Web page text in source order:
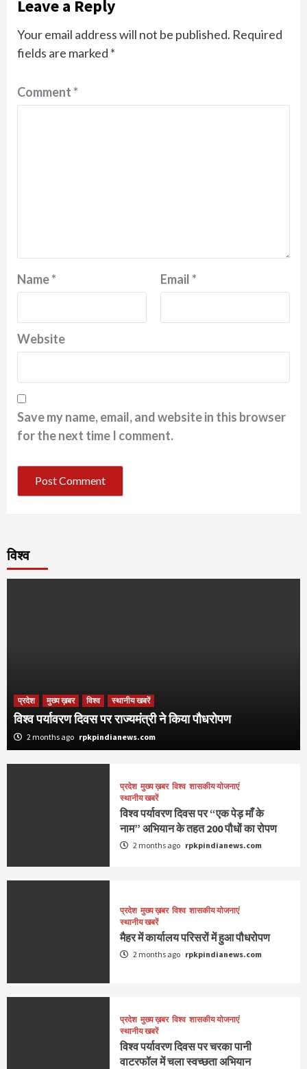
Leave a Reply
Your email address will not be published. Required
fields are marked *
Comment*
Name* Email*
Website
Save my name, email, and website in this browser
for the next time I comment.
विश्व
प्रदेश मुख्य ख़बर विश्व स्थानीय खबरें
विश्व पर्यावरण दिवस पर राज्यमंत्री ने किया पौधरोपण
2 months ago rpkpindianews.com
प्रदेश मुख्य ख़बर विश्व शासकीय योजनाएं
स्थानीय खबरें
विश्व पर्यावरण दिवस पर “एक पेड़ माँ के
नाम” अभियान के तहत 200 पौधों का रोपण
2 months ago rpkpindianews.com
प्रदेश मुख्य ख़बर विश्व शासकीय योजनाएं
स्थानीय खबरें
मैहर में कार्यालय परिसरों में हुआ पौधरोपण
2 months ago rpkpindianews.com
प्रदेश मुख्य ख़बर विश्व शासकीय योजनाएं
स्थानीय खबरें
विश्व पर्यावरण दिवस पर चरका पानी
वाटरफॉल में चला स्वच्छता अभियान